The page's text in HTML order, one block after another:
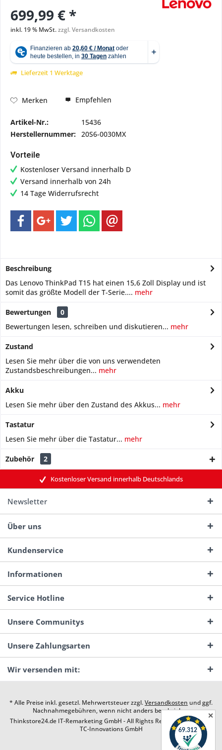
699,99 € *
inkl. 19 % MwSt.zzgl. Versandkosten
Lieferzeit 1 Werktage
Merken Empfehlen
Artikel-Nr.:
15436
Herstellernummer: 20S6-0030MX
Vorteile
Kostenloser Versand innerhalb D
Versand innerhalb von 24h
14 Tage Widerrufsrecht
Beschreibung
Das Lenovo ThinkPad T15 hat einen 15,6 Zoll Display und ist
somit das größte Modell der T-Serie.... mehr
Bewertungen
0
Bewertungen lesen, schreiben und diskutieren... mehr
Zustand
Lesen Sie mehr über die von uns verwendeten
Zustandsbeschreibungen... mehr
Akku
Lesen Sie mehr über den Zustand des Akkus... mehr
Tastatur
Lesen Sie mehr über die Tastatur... mehr
Zubehör 2
Kostenloser Versand innerhalb Deutschlands
Newsletter
Über uns
Kundenservice
Informationen
Service Hotline
Unsere Communitys
Unsere Zahlungsarten
Wir versenden mit:
* Alle Preise inkl. gesetzl. Mehrwertsteuer zzgl.Versandkosten und ggf.
Nachnahmegebühren, wenn nicht anders beschrieben
Thinkstore24.de IT-Remarketing GmbH - All Rights Reserved. Design by
TC-Innovations GmbH
✕